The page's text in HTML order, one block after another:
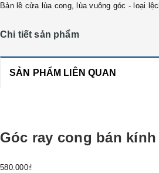
Bản lề cửa lùa cong, lùa vuông góc - loại
Chi tiết sản phẩm
SẢN PHẨM LIÊN QUAN
Góc ray cong bán kính
580.000₫